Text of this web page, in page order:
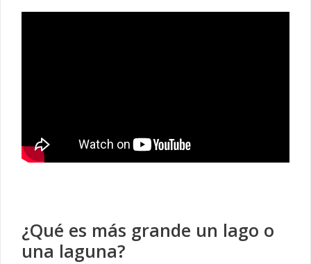
¿Qué es más grande un lago o
una laguna?